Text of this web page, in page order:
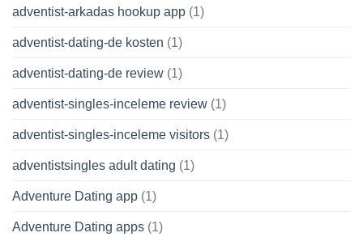
adventist-arkadas hookup app (1)
adventist-dating-de kosten (1)
adventist-dating-de review (1)
adventist-singles-inceleme review (1)
adventist-singles-inceleme visitors (1)
adventistsingles adult dating (1)
Adventure Dating app (1)
Adventure Dating apps (1)